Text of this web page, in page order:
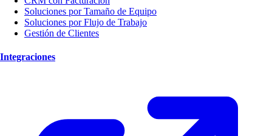
Soluciones por Tamaño de Equipo
Soluciones por Flujo de Trabajo
Gestión de Clientes
Integraciones